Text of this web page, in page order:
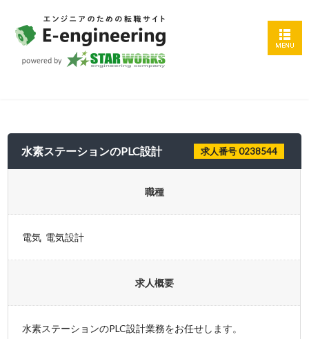
水素ステーションのPLC設計 求人番号 0238544
職種
電気 電気設計
求人概要
水素ステーションのPLC設計業務をお任せします。